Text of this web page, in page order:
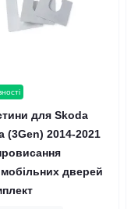
сторінка на
для Skoda
(3Gen) 2014-2021
дверей